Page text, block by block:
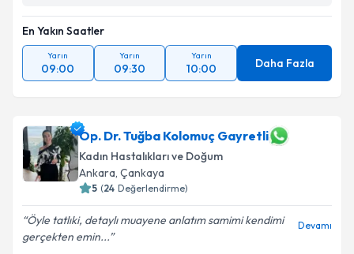
En Yakın Saatler
Yarın
09:00
Yarın
09:30
Yarın
10:00 Daha Fazla
Op. Dr. Tuğba Kolomuç Gayretli
Kadın Hastalıkları ve Doğum
Ankara, Çankaya
5 (24 Değerlendirme)
Öyle tatlıki, detaylı muayene anlatım samimi kendimi
gerçekten emin...
Devamı